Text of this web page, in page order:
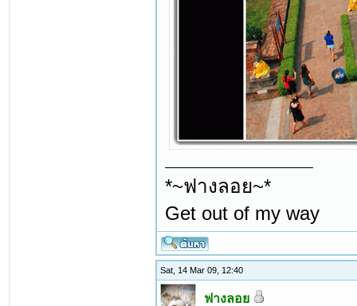
*~ฟางลอย~*
Get out of my way
Sat, 14 Mar 09, 12:40
ฟางลอย